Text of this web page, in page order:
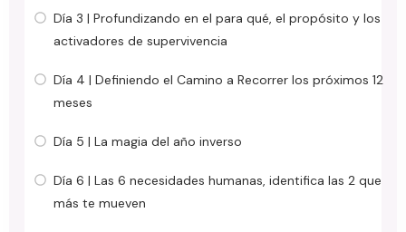
Día 3 | Profundizando en el para qué, el propósito y los
activadores de supervivencia
Día 4 | Definiendo el Camino a Recorrer los próximos 12
meses
Día 5 | La magia del año inverso
Día 6 | Las 6 necesidades humanas, identifica las 2 que
más te mueven